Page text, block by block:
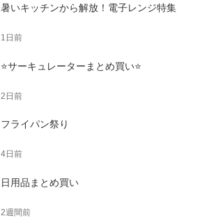
暑いキッチンから解放！電子レンジ特集
1日前
⭐サーキュレーターまとめ買い⭐
2日前
フライパン祭り
4日前
日用品まとめ買い
2週間前